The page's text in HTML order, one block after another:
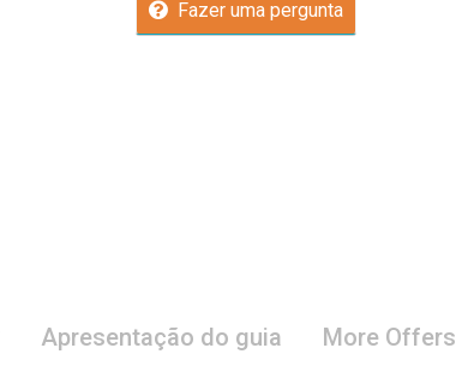
Fazer uma pergunta
Apresentação do guia More Offers